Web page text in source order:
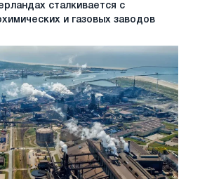
сталкивается с
и газовых заводов